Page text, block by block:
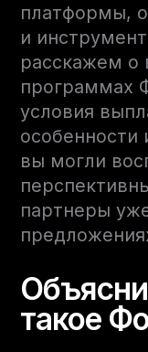
платформы,
и
расскажем о
программах
условия
вы могли
партнеры
такое